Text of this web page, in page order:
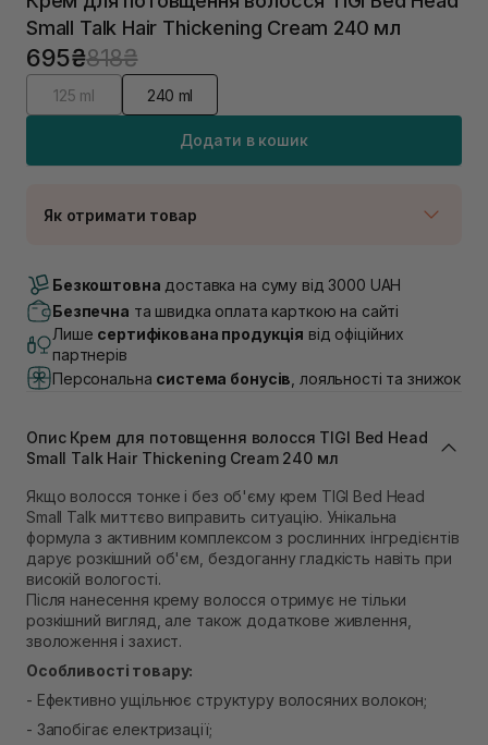
Small Talk Hair Thickening Cream 240 мл
695₴818₴
125 ml 240 ml
Додати в кошик
Як отримати товар
Немає в наявності!
В наявності
Самовивіз м. Львів, вул. Академіка Підстригача, 1В
(Duck’s Lake)
Немає в наявності!
Немає в наявності!
Самовивіз м. Львів, вул. Степана Бандери 45
Самовивіз м. Рівне, вул. 16-го Липня, 15
В наявності
Самовивіз м. Рівне, вул. Кулика і Гудачека 23 (ТЦ
Екватор)
Немає в наявності!
Безкоштовна доставка на суму від 3000 UAH
Безпечна та швидка оплата карткою на сайті
Лише сертифікована продукція від офіційних
партнерів
Персональна система бонусів , лояльності та знижок
Опис Крем для потовщення волосся TIGI Bed Head
Small Talk Hair Thickening Cream 240 мл
Якщо волосся тонке і без об'єму крем TIGI Bed Head
Small Talk миттєво виправить ситуацію. Унікальна
формула з активним комплексом з рослинних інгредієнтів
дарує розкішний об'єм, бездоганну гладкість навіть при
високій вологості.
Після нанесення крему волосся отримує не тільки
розкішний вигляд, але також додаткове живлення,
зволоження і захист.
Особливості товару:
- Ефективно ущільнює структуру волосяних волокон;
- Запобігає електризації;